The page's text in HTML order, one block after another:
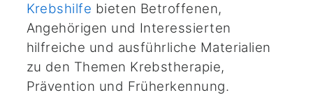
Krebshilfe bieten Betroffenen,
Angehörigen und Interessierten
hilfreiche und ausführliche Materialien
zu den Themen Krebstherapie,
Prävention und Früherkennung.